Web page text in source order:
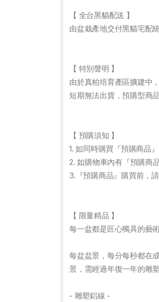
【 全台黑貓配送 】
由盆栽產地交付黑貓宅配
【 特別聲明 】
由於真柏培育產區擴建中
短期無法出貨，預購型商
【 預購須知 】
1. 如同時購買『預購商品
2. 如購物車內有『預購商
3.『預購商品』購買前，
【 限量精品 】
每一盆都是匠心獨具的藝
每盆盆景，每分每秒都在
景，需經過年復一年的雕
- 雕塑鋁線 -